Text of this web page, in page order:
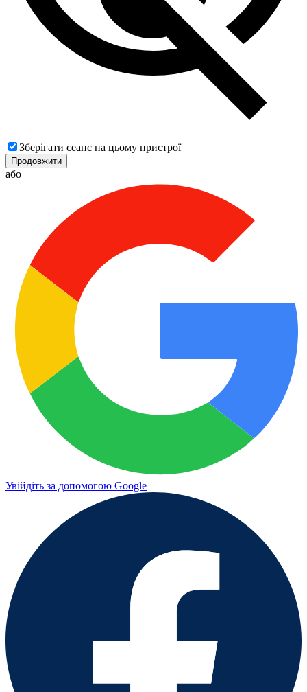
Зберігати сеанс на цьому пристрої
Продовжити
або
Увійдіть за допомогою Google